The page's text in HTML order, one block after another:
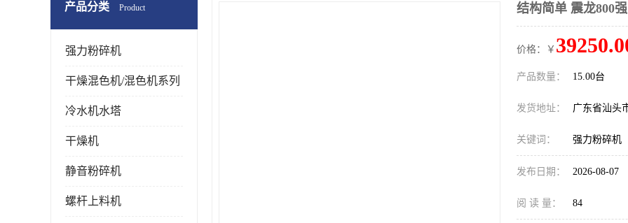
产品分类 Product
强力粉碎机
干燥混色机/混色机系列
冷水机水塔
干燥机
静音粉碎机
螺杆上料机
结构简单 震龙800
价格：￥
产品数量： 15.00台
发货地址： 广东省汕头
关键词： 强力粉碎机
发布日期： 2026-08-07
阅 读 量： 84